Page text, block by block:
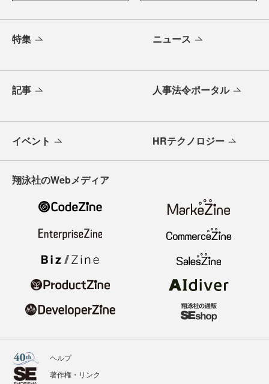
特集 ニュース
記事 人事法令ポータル
イベント HRテクノロジー
翔泳社のWebメディア
ヘルプ
著作権・リンク